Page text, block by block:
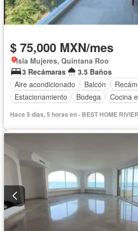
$ 75,000 MXN/mes
Isla Mujeres, Quintana Roo
3 Recámaras
3.5 Baños
Aire acondicionado
Balcón
Estacionamiento
Bodega Cocina
Alberca
Agua
Hace 5 días, 5 horas en - BEST HOME